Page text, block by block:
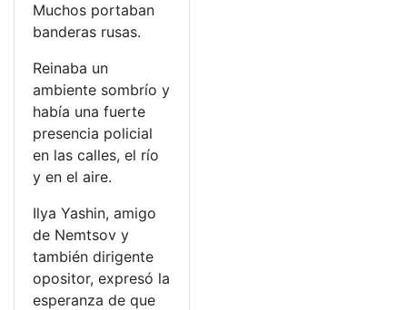
Muchos portaban
banderas rusas.
Reinaba un
ambiente sombrío y
había una fuerte
presencia policial
en las calles, el río
y en el aire.
Ilya Yashin, amigo
de Nemtsov y
también dirigente
opositor, expresó la
esperanza de que